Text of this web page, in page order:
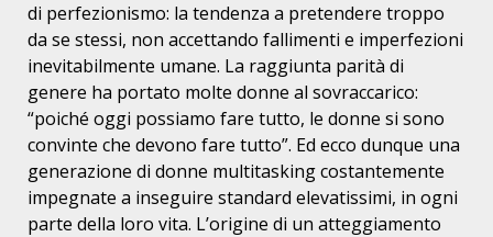
di perfezionismo: la tendenza a pretendere troppo
da se stessi, non accettando fallimenti e imperfezioni
inevitabilmente umane. La raggiunta parità di
genere ha portato molte donne al sovraccarico:
“poiché oggi possiamo fare tutto, le donne si sono
convinte che devono fare tutto”. Ed ecco dunque una
generazione di donne multitasking costantemente
impegnate a inseguire standard elevatissimi, in ogni
parte della loro vita. L’origine di un atteggiamento